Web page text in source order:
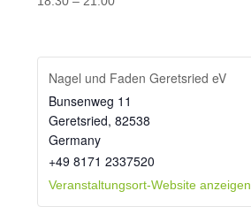
Nagel und Faden Geretsried eV
Bunsenweg 11
Geretsried, 82538
Germany
+49 8171 2337520
Veranstaltungsort-Website anzeigen